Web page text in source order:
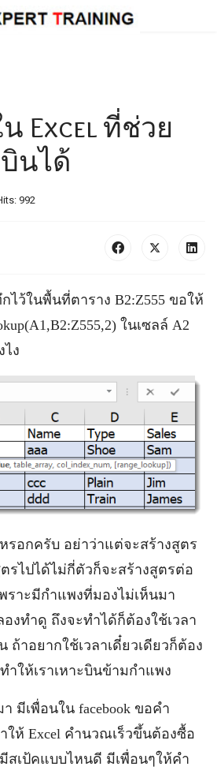
Excel ที่ช่วย
นได้
992
ว้ในพื้นที่ตาราง B2:Z555 ขอให้
ในเซลล์ A2
ไง
รอกครับ อย่าว่าแต่จะสร้างสูตร
รไปได้ไม่กี่ตัวก็จะสร้างสูตรต่อ
ราะมีกำแพงที่มองไม่เห็นมา
งทำดู ถึงจะทำได้ก็ต้องใช้เวลา
าอยากใช้เวลาเดี๋ยวเดียวก็ต้อง
ำให้เราเหาะบินข้ามกำแพง
มีเพื่อนใน facebook ขอคำ
ให้ Excel คำนวณเร็วขึ้นต้องซื้อ
สเป้คแบบไหนดี มีเพื่อนๆให้คำ